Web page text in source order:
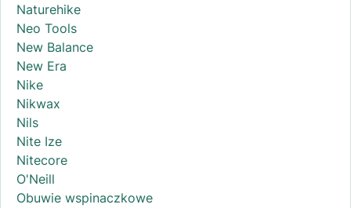
Naturehike
Neo Tools
New Balance
New Era
Nike
Nikwax
Nils
Nite Ize
Nitecore
O'Neill
Obuwie wspinaczkowe